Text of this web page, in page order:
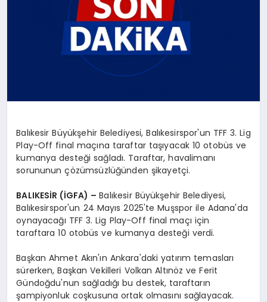
Balıkesir Büyükşehir Belediyesi, Balıkesirspor'un TFF 3. Lig
Play-Off final maçına taraftar taşıyacak 10 otobüs ve
kumanya desteği sağladı. Taraftar, havalimanı
sorununun çözümsüzlüğünden şikayetçi.
BALIKESİR (İGFA) –Balıkesir Büyükşehir Belediyesi,
Balıkesirspor'un 24 Mayıs 2025'te Muşspor ile Adana'da
oynayacağı TFF 3. Lig Play-Off final maçı için
taraftara 10 otobüs ve kumanya desteği verdi.
Başkan Ahmet Akın'ın Ankara'daki yatırım temasları
sürerken, Başkan Vekilleri Volkan Altınöz ve Ferit
Gündoğdu'nun sağladığı bu destek, taraftarın
şampiyonluk coşkusuna ortak olmasını sağlayacak.